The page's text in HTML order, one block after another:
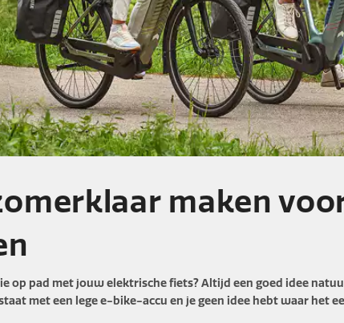
maken
op pad met jouw elektrische fiets? Altijd een goed idee
met een lege e-bike-accu en je geen idee hebt waar